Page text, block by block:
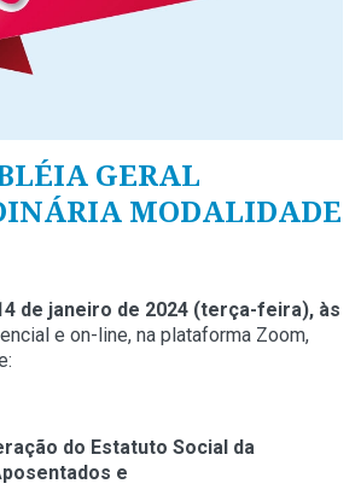
GERAL
MODALIDADE
de janeiro de 2024 (terça-feira), às
e on-line, na plataforma Zoom,
do Estatuto Social da
e